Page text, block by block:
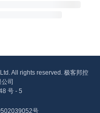
All rights reserved. 极客邦控
司
号 - 5
号